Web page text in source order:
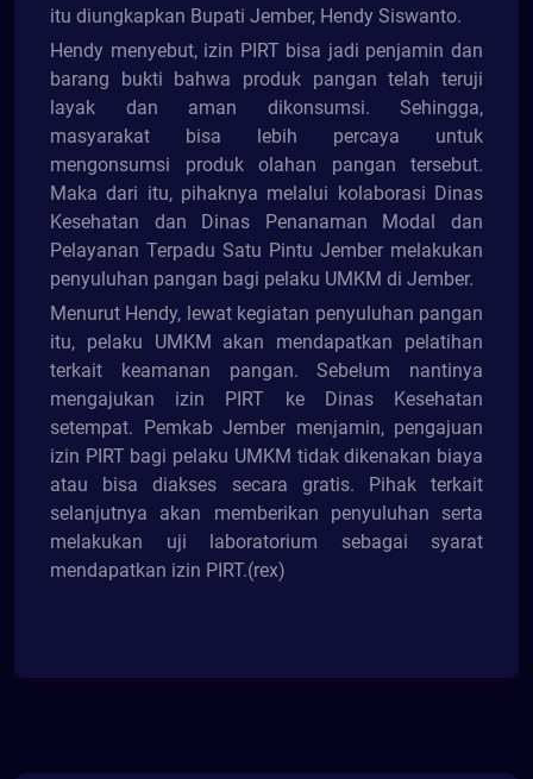
itu diungkapkan Bupati Jember, Hendy Siswanto.
Hendy menyebut, izin PIRT bisa jadi penjamin dan
barang bukti bahwa produk pangan telah teruji
layak dan aman dikonsumsi. Sehingga,
masyarakat bisa lebih percaya untuk
mengonsumsi produk olahan pangan tersebut.
Maka dari itu, pihaknya melalui kolaborasi Dinas
Kesehatan dan Dinas Penanaman Modal dan
Pelayanan Terpadu Satu Pintu Jember melakukan
penyuluhan pangan bagi pelaku UMKM di Jember.
Menurut Hendy, lewat kegiatan penyuluhan pangan
itu, pelaku UMKM akan mendapatkan pelatihan
terkait keamanan pangan. Sebelum nantinya
mengajukan izin PIRT ke Dinas Kesehatan
setempat. Pemkab Jember menjamin, pengajuan
izin PIRT bagi pelaku UMKM tidak dikenakan biaya
atau bisa diakses secara gratis. Pihak terkait
selanjutnya akan memberikan penyuluhan serta
melakukan uji laboratorium sebagai syarat
mendapatkan izin PIRT.(rex)